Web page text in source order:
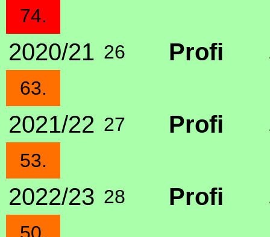
74.
2020/21 26 Profi
63.
2021/22 27 Profi
53.
2022/23 28 Profi